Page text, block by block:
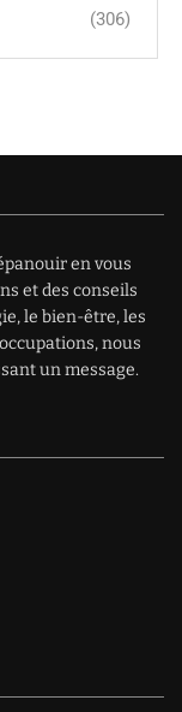
(306)
en vous
et des conseils
le bien-être, les
nous
un message.